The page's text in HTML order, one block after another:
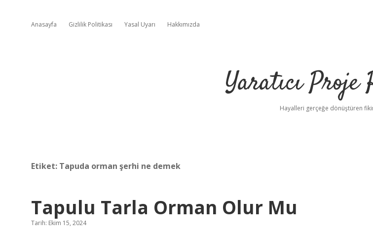
Anasayfa Gizlilik Politikası Yasal Uyarı Hakkımızda
Yaratıcı Proje
Hayalleri gerçeğe dönüştüren
Etiket: Tapuda orman şerhi ne demek
Tapulu Tarla Orman Olur Mu
Tarih: Ekim 15, 2024